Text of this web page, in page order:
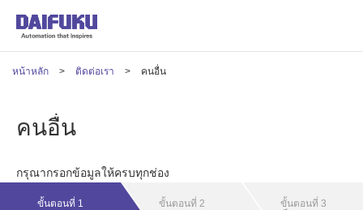
หน้าหลัก ติดต่อเรา คนอื่น
คนอื่น
กรุณากรอกข้อมูลให้ครบทุกช่อง
ขั้นตอนที่ 1 ขั้นตอนที่ 2 ขั้นตอนที่ 3